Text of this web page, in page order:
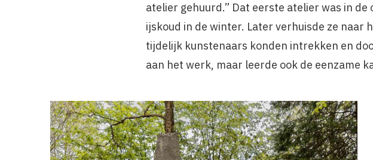
atelier gehuurd.” Dat eerste atelier was in
ijskoud in de winter. Later verhuisde ze naar
tijdelijk kunstenaars konden intrekken en
aan het werk, maar leerde ook de eenzame